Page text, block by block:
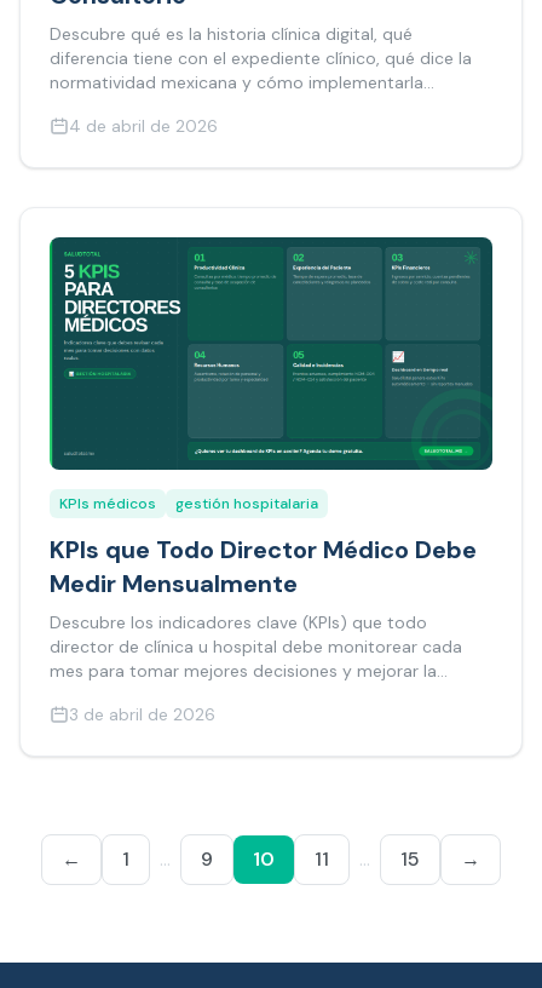
Descubre qué es la historia clínica digital, qué
diferencia tiene con el expediente clínico, qué dice la
normatividad mexicana y cómo implementarla
4 de abril de 2026
KPIs médicos gestión hospitalaria
KPIs que Todo Director Médico Debe
Medir Mensualmente
Descubre los indicadores clave (KPIs) que todo
director de clínica u hospital debe monitorear cada
mes para tomar mejores decisiones y mejorar la
3 de abril de 2026
← 1 … 9 10 11 … 15 →